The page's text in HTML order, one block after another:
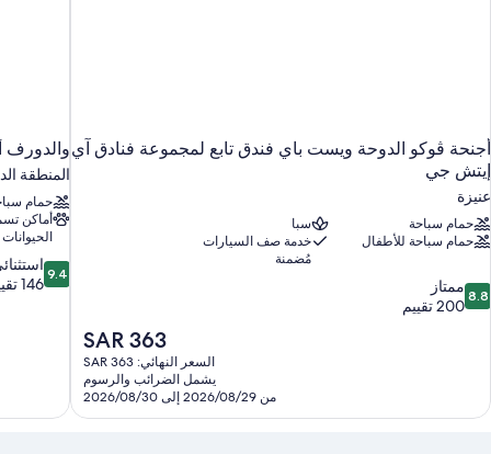
أجنحة ڤوكو الدوحة ويست باي فندق تابع لمجموعة فنادق آي
إيتش جي
عنيزة
حمام سباحة
سبا
حمام سباحة للأطفال
خدمة صف السيارات
مُضمنة
8.8
من
8.8 ممتاز
200 تقييم
السعر
الحالي
هو
SAR
363
SAR 363
السعر النهائي: SAR 363
يشمل الضرائب والرسوم
من 2026/08/29 إلى 2026/08/30
والدورف
المنطقة
حمام
أماكن
الحيوانات
9.4
من
9.4
146 تقييمًا